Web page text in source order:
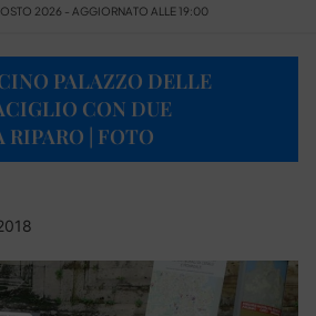
2026 - AGGIORNATO ALLE 19:00
PALAZZO DELLE
CON DUE
RIPARO | FOTO